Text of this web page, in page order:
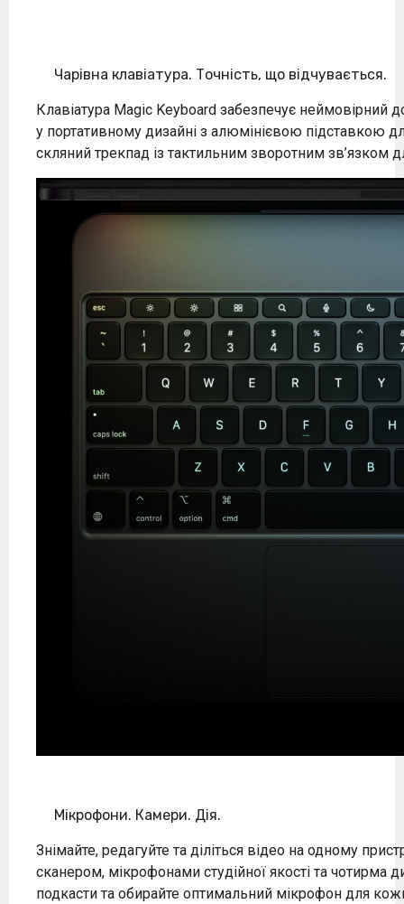
Чарівна клавіатура. Точність, що відчувається.
Клавіатура Magic Keyboard забезпечує неймовірний
у портативному дизайні з алюмінієвою підставкою
скляний трекпад із тактильним зворотним зв’язком
Мікрофони. Камери. Дія.
Знімайте, редагуйте та діліться відео на одному
сканером, мікрофонами студійної якості та чотирма
подкасти та обирайте оптимальний мікрофон для